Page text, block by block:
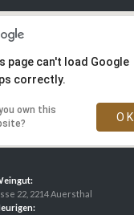
page can't load Google
correctly.
own this
OK
22, 2214 Auersthal